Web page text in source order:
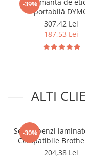
-39%
portabilă
LabelManager
tastatură QWERTY
organizare și
acasă și la birou
307,42 Lei
187,53 Lei
ALTI
-30%
Set 10 benzi
Compatibile
231, 12 mm text
204,38 Lei